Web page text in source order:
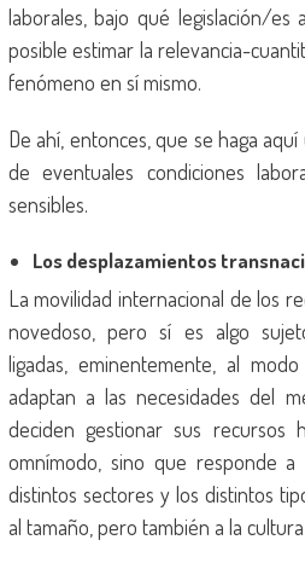
laborales, bajo qué legislación/es
posible estimar la relevancia-
fenómeno en sí mismo.
De ahí, entonces, que se haga
de eventuales condiciones
sensibles.
Los desplazamientos
La movilidad internacional de los
novedoso, pero sí es algo
ligadas, eminentemente, al
adaptan a las necesidades del
deciden gestionar sus recursos
omnímodo, sino que responde a
distintos sectores y los distintos
al tamaño, pero también a la